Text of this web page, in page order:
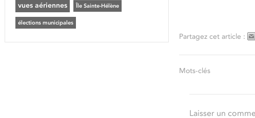
Partagez cet article :
Mots-clés
Laisser un
vues aériennes Île Sainte-Hélène
élections municipales